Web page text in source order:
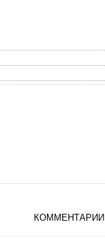
КОММЕНТАРИИ